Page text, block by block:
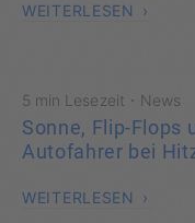
WEITERLESEN
5 min Lesezeit · News
Sonne, Flip-Flops
Autofahrer bei
WEITERLESEN